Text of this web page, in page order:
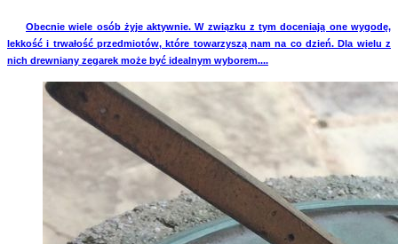
Obecnie wiele osób żyje aktywnie. W związku z tym doceniają one wygodę,
lekkość i trwałość przedmiotów, które towarzyszą nam na co dzień. Dla wielu z
nich drewniany zegarek może być idealnym wyborem....